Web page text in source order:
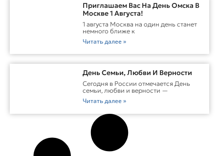
Приглашаем Вас На День Омска В
Москве 1 Августа!
1 августа Москва на один день станет
немного ближе к
Читать далее »
День Семьи, Любви И Верности
Сегодня в России отмечается День
семьи, любви и верности —
Читать далее »